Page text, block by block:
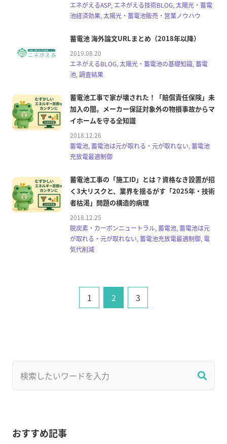
エネがえるASP, エネがえる技術BLOG, 太陽光・蓄電
池経済効果, 太陽光・蓄電池販売・営業ノウハウ
蓄電池 海外論文URLまとめ（2018年以降）
2019.08.20
エネがえるBLOG, 太陽光・蓄電池の基礎知識, 蓄電
池, 調査結果
蓄電池工事で家が壊された！「賠償責任保険」未
加入の闇。メーカー保証対象外の物損事故からマ
イホームを守る全知識
2018.12.26
蓄電池, 蓄電池は元が取れる・元が取れない, 蓄電池
充放電最適制御
蓄電池工事の「施工ID」とは？資格なき設置が招
く3大リスクと、業界を揺るがす「2025年・技術
者枯渇」問題の構造的病理
2018.12.25
脱炭素・カーボンニュートラル, 蓄電池, 蓄電池は元
が取れる・元が取れない, 蓄電池充放電最適制御, 電
気代削減
1 2 3
おすすめ記事